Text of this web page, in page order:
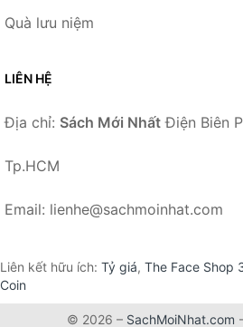
Quà lưu niệm
LIÊN HỆ
Địa chỉ: Sách Mới Nhất Điện Biên
Tp.HCM
Email: lienhe@sachmoinhat.com
Liên kết hữu ích: Tỷ giá, The Face Shop
Coin
© 2026 – SachMoiNhat.com -